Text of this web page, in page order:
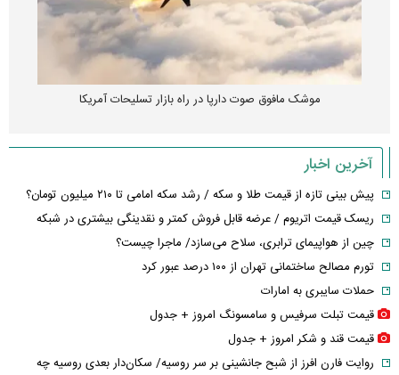
موشک مافوق صوت دارپا در راه بازار تسلیحات آمریکا
آخرین اخبار
پیش بینی تازه از قیمت طلا و سکه / رشد سکه امامی تا ۲۱۰ میلیون تومان؟
ریسک قیمت اتریوم / عرضه قابل فروش کمتر و نقدینگی بیشتری در شبکه
چین از هواپیمای ترابری، سلاح می‌سازد/ ماجرا چیست؟
تورم مصالح ساختمانی تهران از ۱۰۰ درصد عبور کرد
حملات سایبری به امارات
قیمت تبلت سرفیس و سامسونگ امروز + جدول
قیمت قند و شکر امروز + جدول
روایت فارن افرز از شبح جانشینی بر سر روسیه/ سکان‌دار بعدی روسیه چه